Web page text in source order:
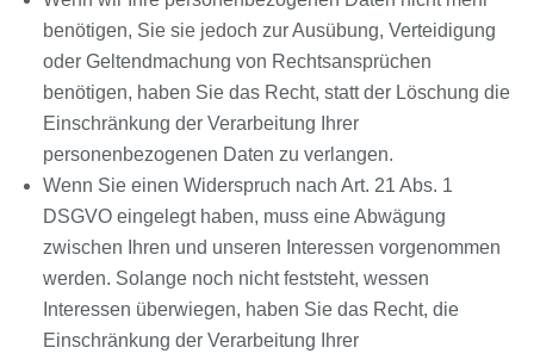
benötigen, Sie sie jedoch zur Ausübung, Verteidigung
oder Geltendmachung von Rechtsansprüchen
benötigen, haben Sie das Recht, statt der Löschung die
Einschränkung der Verarbeitung Ihrer
personenbezogenen Daten zu verlangen.
Wenn Sie einen Widerspruch nach Art. 21 Abs. 1
DSGVO eingelegt haben, muss eine Abwägung
zwischen Ihren und unseren Interessen vorgenommen
werden. Solange noch nicht feststeht, wessen
Interessen überwiegen, haben Sie das Recht, die
Einschränkung der Verarbeitung Ihrer